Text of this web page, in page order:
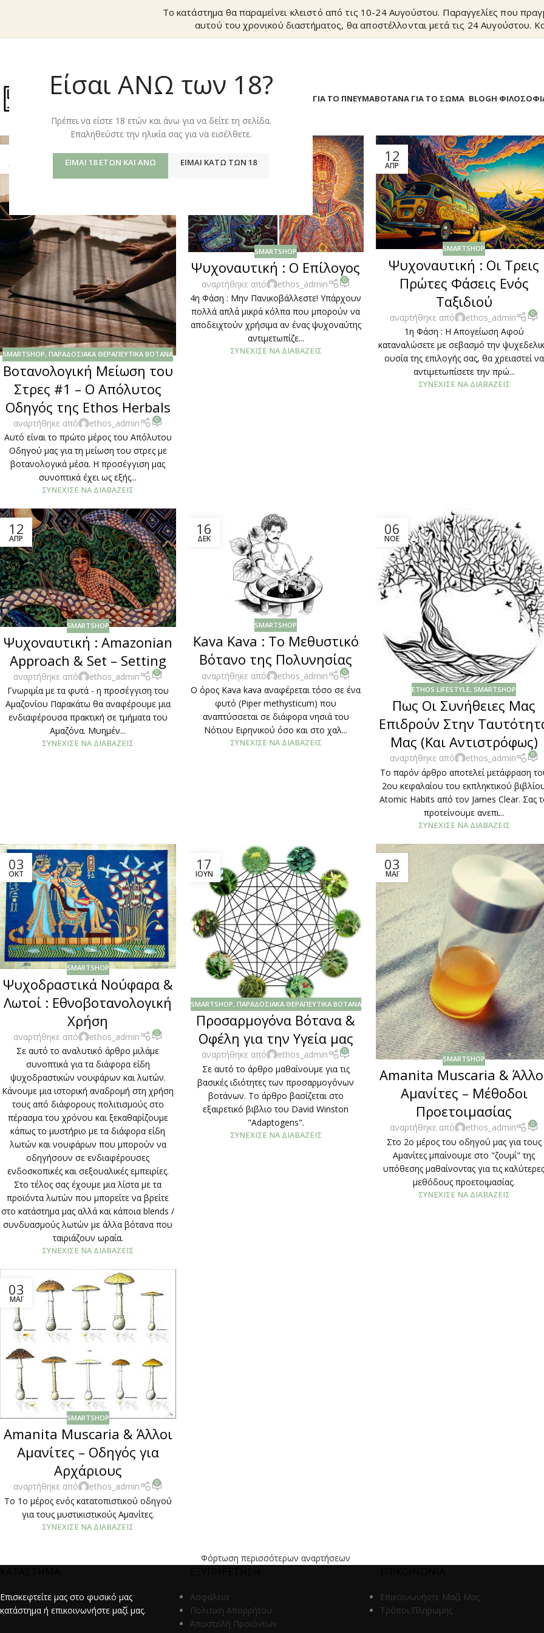
Είσαι ΑΝΩ των 18?
Πρέπει να είστε 18 ετών και άνω για να δείτε τη σελίδα.
Επαληθεύστε την ηλικία σας για να εισέλθετε.
ΕΊΜΑΙ 18 ΕΤΏΝ ΚΑΙ ΆΝΩ ΕΊΜΑΙ ΚΆΤΩ ΤΩΝ 18
Το κατάστημα θα παραμείνει κλειστό από τις 10-24 Αυγούστου. Παραγγελίες που
αυτού του χρονικού διαστήματος, θα αποστέλλονται μετά τις 24 Αυγούστου.
ΒΟΤΑΝΑ ΓΙΑ ΤΟ ΠΝΕΥΜΑΒΟΤΑΝΑ ΓΙΑ ΤΟ ΣΩΜΑ BLOGΗ
ΟΚΤ
SMARTSHOP,ΠΑΡΑΔΟΣΙΑΚΆ ΘΕΡΑΠΕΥΤΙΚΆ ΒΌΤΑΝΑ
Βοτανολογική Μείωση του
Στρες #1 – Ο Απόλυτος
Οδηγός της Ethos Herbals
αναρτήθηκε από ethos_admin 0
Αυτό είναι το πρώτο μέρος του Απόλυτου
Οδηγού μας για τη μείωση του στρες με
βοτανολογικά μέσα. Η προσέγγιση μας
συνοπτικά έχει ως εξής...
ΣΥΝΈΧΙΣΕ ΝΑ ΔΙΑΒΆΖΕΙΣ
19
ΑΠΡ
SMARTSHOP
Ψυχοναυτική : Ο Επίλογος
αναρτήθηκε από ethos_admin 0
4η Φάση : Μην Πανικοβάλλεστε! Υπάρχουν
πολλά απλά μικρά κόλπα που μπορούν να
αποδειχτούν χρήσιμα αν ένας ψυχοναύτης
αντιμετωπίζε...
ΣΥΝΈΧΙΣΕ ΝΑ ΔΙΑΒΆΖΕΙΣ
12
ΑΠΡ
SMARTSHOP
Ψυχοναυτική : Οι Τρεις
Πρώτες Φάσεις Ενός
Ταξιδιού
αναρτήθηκε από ethos_admin 0
1η Φάση : Η Απογείωση Αφού
καταναλώσετε με σεβασμό την
ουσία της επιλογής σας, θα χρειαστεί να
αντιμετωπίσετε την πρώ...
ΣΥΝΈΧΙΣΕ ΝΑ ΔΙΑΒΆΖΕΙΣ
12
ΑΠΡ
SMARTSHOP
Ψυχοναυτική : Amazonian
Approach & Set – Setting
αναρτήθηκε από ethos_admin 0
Γνωριμία με τα φυτά - η προσέγγιση του
Αμαζονίου Παρακάτω θα αναφέρουμε μια
ενδιαφέρουσα πρακτική σε τμήματα του
Αμαζόνα. Μυημέν...
ΣΥΝΈΧΙΣΕ ΝΑ ΔΙΑΒΆΖΕΙΣ
16
ΔΕΚ
SMARTSHOP
Kava Kava : Το Μεθυστικό
Βότανο της Πολυνησίας
αναρτήθηκε από ethos_admin 0
Ο όρος Kava kava αναφέρεται τόσο σε ένα
φυτό (Piper methysticum) που
αναπτύσσεται σε διάφορα νησιά του
Νότιου Ειρηνικού όσο και στο χαλ...
ΣΥΝΈΧΙΣΕ ΝΑ ΔΙΑΒΆΖΕΙΣ
06
ΝΟΈ
ETHOS LIFESTYLE, SMARTSHOP
Πως Οι Συνήθειες Μας
Επιδρούν Στην
Μας (Και Αντιστρόφως)
αναρτήθηκε από ethos_admin 0
Το παρόν άρθρο αποτελεί μετάφραση
2ου κεφαλαίου του εκπληκτικού
Atomic Habits από τον James Clear. Σας
προτείνουμε ανεπι...
ΣΥΝΈΧΙΣΕ ΝΑ ΔΙΑΒΆΖΕΙΣ
03
ΟΚΤ
SMARTSHOP
Ψυχοδραστικά Νούφαρα &
Λωτοί : Εθνοβοτανολογική
Χρήση
αναρτήθηκε από ethos_admin 0
Σε αυτό το αναλυτικό άρθρο μιλάμε
συνοπτικά για τα διάφορα είδη
ψυχοδραστικών νουφάρων και λωτών.
Κάνουμε μια ιστορική αναδρομή στη χρήση
τους από διάφορους πολιτισμούς στο
πέρασμα του χρόνου και ξεκαθαρίζουμε
κάπως το μυστήριο με τα διάφορα είδη
λωτών και νουφάρων που μπορούν να
οδηγήσουν σε ενδιαφέρουσες
ενδοσκοπικές και σεξουαλικές εμπειρίες.
Στο τέλος σας έχουμε μια λίστα με τα
προϊόντα λωτών που μπορείτε να βρείτε
στο κατάστημα μας αλλά και κάποια blends /
συνδυασμούς λωτών με άλλα βότανα που
ταιριάζουν ωραία.
ΣΥΝΈΧΙΣΕ ΝΑ ΔΙΑΒΆΖΕΙΣ
17
ΙΟΎΝ
SMARTSHOP, ΠΑΡΑΔΟΣΙΑΚΆ ΘΕΡΑΠΕΥΤΙΚΆ ΒΌΤΑΝΑ
Προσαρμογόνα Βότανα &
Οφέλη για την Υγεία μας
αναρτήθηκε από ethos_admin 0
Σε αυτό το άρθρο μαθαίνουμε για τις
βασικές ιδιότητες των προσαρμογόνων
βοτάνων. Το άρθρο βασίζεται στο
εξαιρετικό βιβλιο του David Winston
"Adaptogens".
ΣΥΝΈΧΙΣΕ ΝΑ ΔΙΑΒΆΖΕΙΣ
03
ΜΆΙ
SMARTSHOP
Amanita Muscaria &
Αμανίτες – Μέθοδοι
Προετοιμασίας
αναρτήθηκε από ethos_admin 0
Στο 2ο μέρος του οδηγού μας για τους
Αμανίτες μπαίνουμε στο "ζουμί" της
υπόθεσης μαθαίνοντας για τις
μεθόδους προετοιμασίας.
ΣΥΝΈΧΙΣΕ ΝΑ ΔΙΑΒΆΖΕΙΣ
03
ΜΆΙ
SMARTSHOP
Amanita Muscaria & Άλλοι
Αμανίτες – Οδηγός για
Αρχάριους
αναρτήθηκε από ethos_admin 0
Το 1ο μέρος ενός κατατοπιστικού οδηγού
για τους μυστικιστικούς Αμανίτες.
ΣΥΝΈΧΙΣΕ ΝΑ ΔΙΑΒΆΖΕΙΣ
Φόρτωση περισσότερων αναρτήσεων
Επισκεφτείτε μας στο φυσικό μας
κατάστημα ή επικοινωνήστε μαζί μας.
Ασφάλεια
Πολιτική Απορρήτου
Αποστολή Προϊόντων
Επικοινωνήστε Μαζί Μας
Τρόποι Πληρωμής